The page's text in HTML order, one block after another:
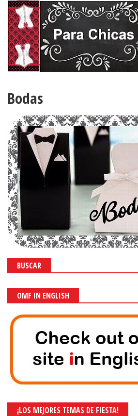
Bodas
BUSCAR
OMF IN ENGLISH
¡LOS MEJORES TEMAS DE FIESTA!